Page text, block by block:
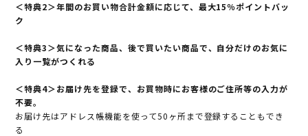
＜特典2＞年間のお買い物合計金額に応じて、最大15％ポイントバッ
ク
＜特典3＞気になった商品、後で買いたい商品で、自分だけのお気に
入り一覧がつくれる
＜特典4＞お届け先を登録で、お買物時にお客様のご住所等の入力が
不要。
お届け先はアドレス帳機能を使って50ヶ所まで登録することもでき
る